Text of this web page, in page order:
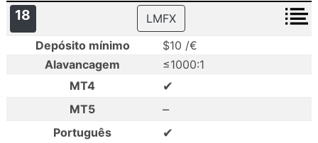
18
LMFX
Depósito mínimo
$10 /€
Alavancagem
≤1000:1
MT4
✔
MT5 –
Português ✔